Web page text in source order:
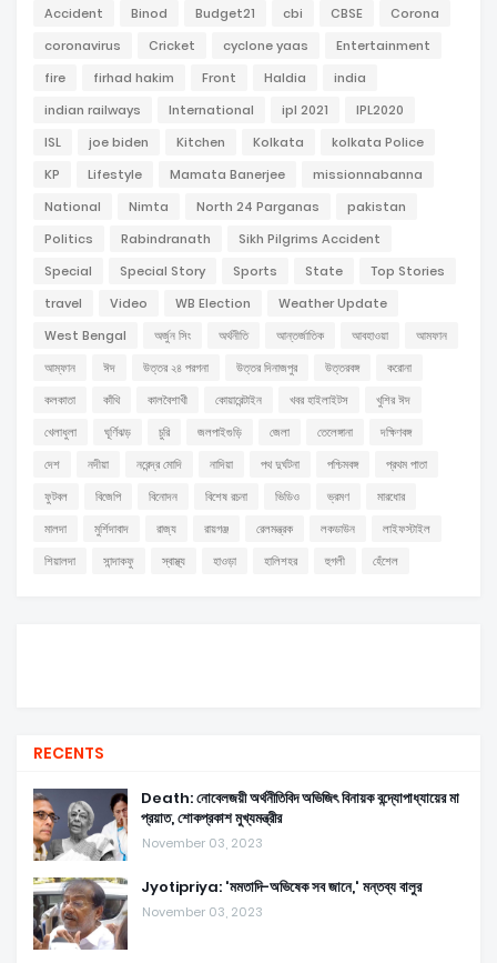
Accident Binod Budget21 cbi CBSE
Corona
coronavirus
Cricket cyclone yaas
Entertainment
fire
firhad hakim Front Haldia
india
indian railways
International ipl 2021
IPL2020
ISL
joe biden Kitchen Kolkata
kolkata Police
KP
Lifestyle Mamata Banerjee
missionnabanna
National
Nimta North 24 Parganas
pakistan
Politics
Rabindranath
Sikh Pilgrims Accident
Special
Special Story Sports State
Top Stories
travel
Video WB Election
Weather Update
West Bengal
অর্জুন সিং অর্থনীতি আন্তর্জাতিক আবহাওয়া
আমফান
আম্ফান
ঈদ উত্তর ২৪ পরগনা উত্তর দিনাজপুর উত্তরবঙ্গ
করোনা
কলকাতা
কাঁথি কালবৈশাখী কোয়ারেন্টাইন খবর হাইলাইটস
খুশির ঈদ
খেলাধুলা
ঘূর্ণিঝড় চুরি জলপাইগুড়ি জেলা তেলেঙ্গানা
দক্ষিণবঙ্গ
দেশ
নদীয়া নরেন্দ্র মোদি নাদিয়া পথ দুর্ঘটনা পশ্চিমবঙ্গ
প্রথম পাতা
ফুটবল
বিজেপি বিনোদন বিশেষ রচনা ভিডিও ভ্রমণ
মারধোর
মালদা
মুর্শিদাবাদ রাজ্য রায়গঞ্জ রেলমন্ত্রক লকডাউন
লাইফস্টাইল
শিয়ালদা
সান্দাকফু স্বাস্থ্য হাওড়া হালিশহর হুগলী হেঁশেল
RECENTS
Death: নোবেলজয়ী অর্থনীতিবিদ অভিজিৎ বিনায়ক বন্দ্যোপাধ্যায়ের মা
প্রয়াত, শোকপ্রকাশ মুখ্যমন্ত্রীর
November 03, 2023
Jyotipriya: 'মমতাদি-অভিষেক সব জানে,' মন্তব্য বালুর
November 03, 2023